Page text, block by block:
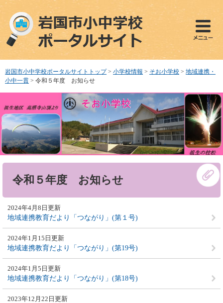
ペ
で
す
メ
ば
し
文
へ
岩国市小中学校ポータルサイトトップ > 小学校情報 > そお小学校 > 地域連携・
小中一貫 > 令和５年度 お知らせ
令和５年度 お知らせ
2024年4月8日更新
地域連携教育だより「つながり」(第１号)
2024年1月15日更新
地域連携教育だより「つながり」(第19号)
2024年1月5日更新
地域連携教育だより「つながり」(第18号)
2023年12月22日更新